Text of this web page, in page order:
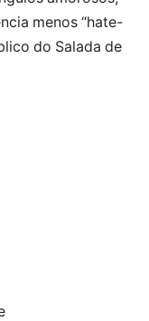
menos “hate-
do Salada de